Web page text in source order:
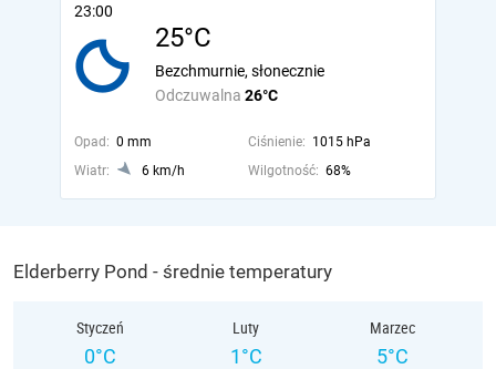
23:00
25°C
Odczuwalna 26°C
Bezchmurnie, słonecznie
Opad: 0 mm Ciśnienie: 1015 hPa
Wiatr:
6 km/h Wilgotność: 68%
Elderberry Pond - średnie temperatury
Styczeń
0°C
Luty
1°C
Marzec
5°C